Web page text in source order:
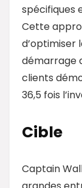
spécifiques
Cette
d’optimiser
démarrage
clients
36,5 fois
Cible
Captain